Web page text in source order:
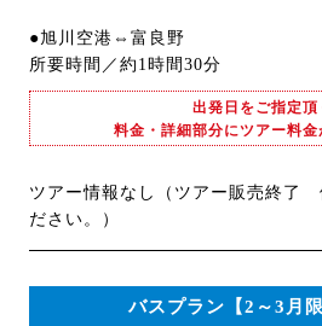
●旭川空港⇔富良野
所要時間／約1時間30分
出発日をご指定頂
料金・詳細部分にツアー料
ツアー情報なし（ツアー販売終了
ださい。）
バスプラン【2～3月